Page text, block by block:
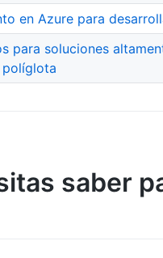
en Azure para
para soluciones
saber